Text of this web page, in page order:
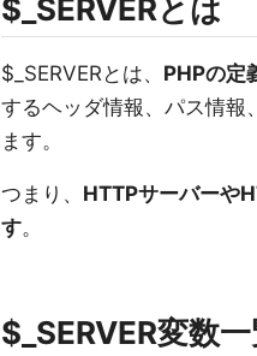
$_SERVERとは
$_SERVERとは、 PHPの定
するヘッダ情報、パス情報
ます。
つまり、 HTTPサーバーや
す。
$_SERVER変数